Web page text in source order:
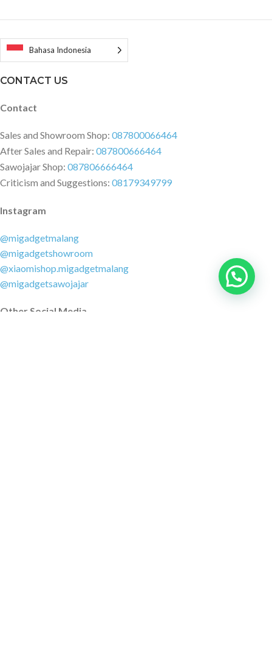
Bahasa Indonesia
CONTACT US
Contact
Sales and Showroom Shop: 087800066464
After Sales and Repair: 087800666464
Sawojajar Shop: 087806666464
Criticism and Suggestions: 08179349799
Instagram
@migadgetmalang
@migadgetshowroom
@xiaomishop.migadgetmalang
@migadgetsawojajar
Other Social Media